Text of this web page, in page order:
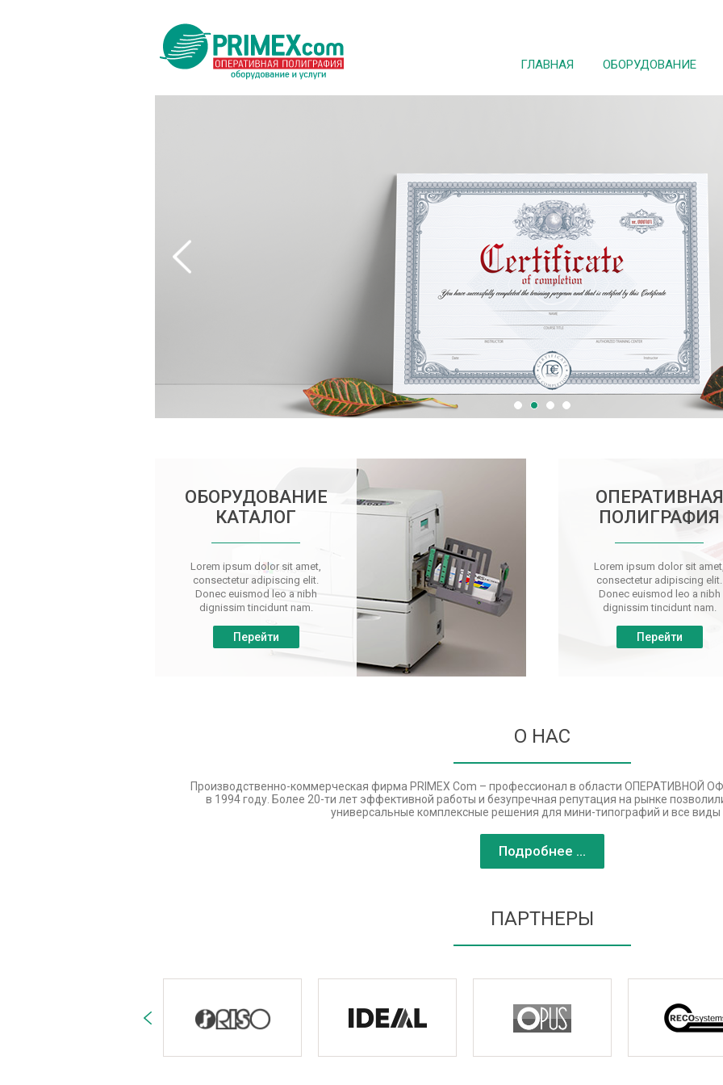
ГЛАВНАЯ ОБОРУДОВАНИЕ
ОБОРУДОВАНИЕ
КАТАЛОГ
Lorem ipsum dolor sit amet,
consectetur adipiscing elit.
Donec euismod leo a nibh
dignissim tincidunt nam.
Перейти
ОПЕРАТИВНАЯ
ПОЛИГРАФИЯ
Lorem ipsum dolor sit
consectetur adipiscing elit.
Donec euismod leo a nibh
dignissim tincidunt nam.
Перейти
О НАС
Производственно-коммерческая фирма PRIMEX Com – профессионал в области ОПЕРАТИВНОЙ
в 1994 году. Более 20-ти лет эффективной работы и безупречная репутация на рынке
универсальные комплексные решения для мини-типографий и все виды
Подробнее ...
ПАРТНЕРЫ